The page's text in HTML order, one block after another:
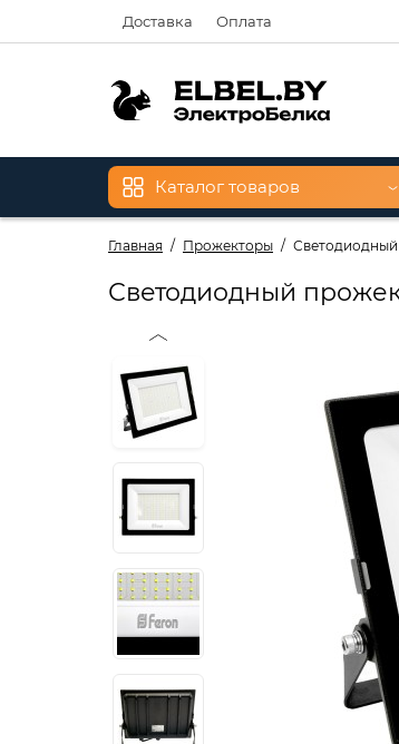
Доставка Оплата
Каталог товаров
Главная Прожекторы Светодиодный
Светодиодный